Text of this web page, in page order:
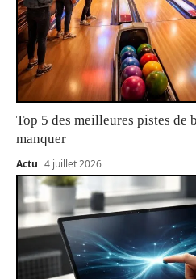
Top 5 des meilleures pistes de
manquer
Actu 4 juillet 2026